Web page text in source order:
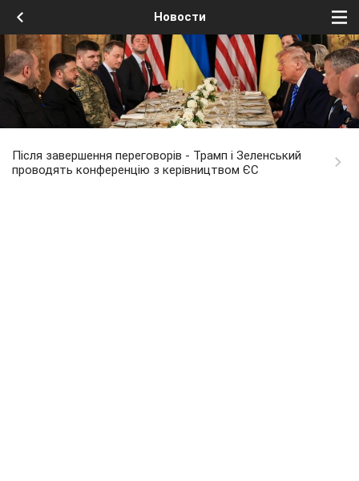
Новости
Після завершення переговорів - Трамп і Зеленський
проводять конференцію з керівництвом ЄС